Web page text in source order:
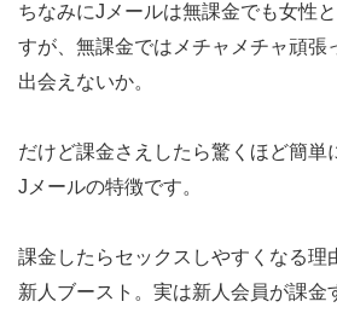
ちなみにJメールは無課金でも女性
すが、無課金ではメチャメチャ頑張
出会えないか。
だけど課金さえしたら驚くほど簡単
Jメールの特徴です。
課金したらセックスしやすくなる理
新人ブースト。実は新人会員が課金